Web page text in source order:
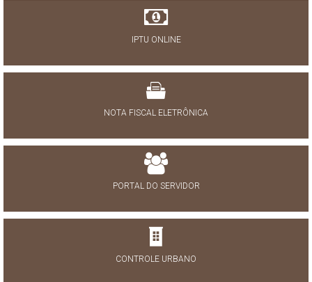
IPTU ONLINE
NOTA FISCAL ELETRÔNICA
PORTAL DO SERVIDOR
CONTROLE URBANO